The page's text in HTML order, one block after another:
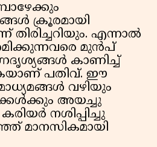
ക്രൂരമായി
തിരിച്ചറിയും. എന്നാൽ
മുൻപ്
കാണിച്ച്
പതിവ്. ഈ
വഴിയും
അയച്ചു
നശിപ്പിച്ചു
മാനസികമായി